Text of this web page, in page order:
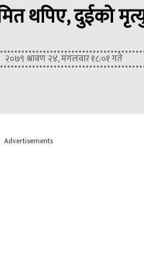
थपिए, दुईको
२०७९ श्रावण २४, मंगलवार १८:०१ गते
Advertisements